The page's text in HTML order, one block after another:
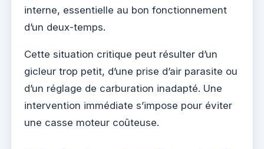
interne, essentielle au bon fonctionnement
d’un deux-temps.
Cette situation critique peut résulter d’un
gicleur trop petit, d’une prise d’air parasite ou
d’un réglage de carburation inadapté. Une
intervention immédiate s’impose pour éviter
une casse moteur coûteuse.